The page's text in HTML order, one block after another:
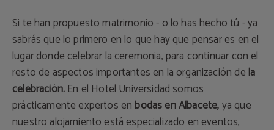
Si te han propuesto matrimonio - o lo has hecho tú - ya
sabrás que lo primero en lo que hay que pensar es en el
lugar donde celebrar la ceremonia, para continuar con el
resto de aspectos importantes en la organización dela
celebración.En el Hotel Universidad somos
prácticamente expertos enbodas en Albacete,ya que
nuestro alojamiento está especializado en eventos,